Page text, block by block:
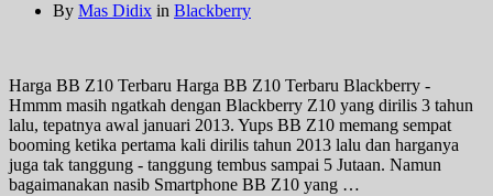
By Mas Didix in Blackberry
Harga BB Z10 Terbaru Harga BB Z10 Terbaru Blackberry -
Hmmm masih ngatkah dengan Blackberry Z10 yang dirilis 3 tahun
lalu, tepatnya awal januari 2013. Yups BB Z10 memang sempat
booming ketika pertama kali dirilis tahun 2013 lalu dan harganya
juga tak tanggung - tanggung tembus sampai 5 Jutaan. Namun
bagaimanakan nasib Smartphone BB Z10 yang …